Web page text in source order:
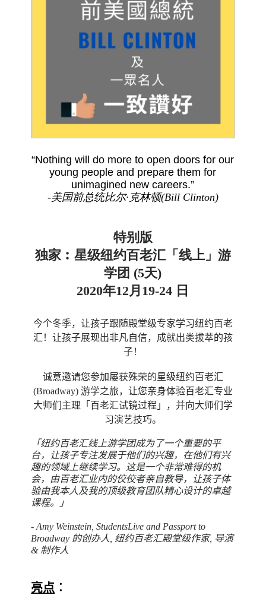
“Nothing will do more to open doors for our
young people and prepare them for
unimagined new careers.”
-美国前总统比尔·克林顿(Bill Clinton)
特别版
独家︰星级纽约百老汇「线上」游
学团 (5天)
2020年12月19-24 日
今个冬季，让孩子跟随殿堂级专家学习纽约百老
汇！让孩子展现出非凡自信，成就出类拔萃的孩
子！
诚意邀请您参加屡获殊荣的星级纽约百老汇
(Broadway) 游学之旅，让您亲身体验百老汇专业
大师们主理「百老汇试镜过程」，并向大师们学
习演艺技巧。
「纽约百老汇线上游学团成为了一个重要的平
台，让孩子专注发展于他们的兴趣，在他们有兴
趣的领域上继续学习。这是一个非常难得的机
会，由百老汇业内的佼佼者亲自教导，让孩子体
验由我本人及我的顶级教育团队精心设计的卓越
课程。」
- Amy Weinstein, StudentsLive and Passport to
Broadway 的创办人, 纽约百老汇殿堂级作家, 导演
& 制作人
亮点 ︰